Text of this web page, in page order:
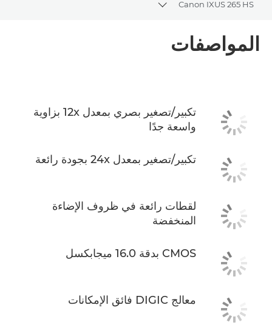
Canon IXUS 265 HS
Toggle breadcrumbs
نظرة عامة
المواصفات
تكبير/تصغير بصري بمعدل 12x بزاوية
واسعة جدًا
تكبير/تصغير بمعدل 24x بجودة رائعة
لقطات رائعة في ظروف الإضاءة
المنخفضة
CMOS بدقة 16.0 ميجابكسل
معالج DIGIC فائق الإمكانات